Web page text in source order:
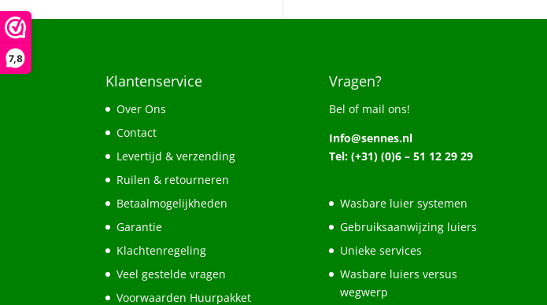
7,8
Klantenservice
Over Ons
Contact
Levertijd & verzending
Ruilen & retourneren
Betaalmogelijkheden
Garantie
Klachtenregeling
Veel gestelde vragen
Voorwaarden Huurpakket
Vragen?
Bel of mail ons!
Info@sennes.nl
Tel: (+31) (0)6 – 51 12 29 29
Wasbare luier systemen
Gebruiksaanwijzing luiers
Unieke services
Wasbare luiers versus
wegwerp